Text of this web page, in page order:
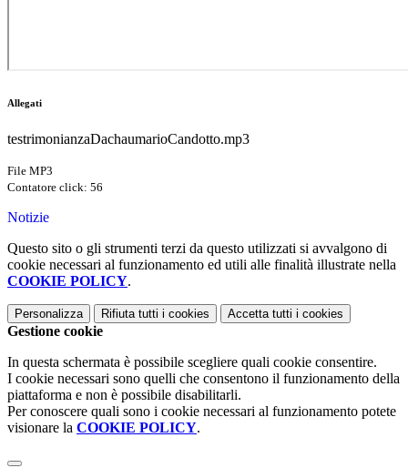
Allegati
testrimonianzaDachaumarioCandotto.mp3
File MP3
Contatore click: 56
Notizie
Questo sito o gli strumenti terzi da questo utilizzati si avvalgono di
cookie necessari al funzionamento ed utili alle finalità illustrate nella
COOKIE POLICY.
Personalizza Rifiuta tutti i cookies Accetta tutti i cookies
Gestione cookie
In questa schermata è possibile scegliere quali cookie consentire.
I cookie necessari sono quelli che consentono il funzionamento della
piattaforma e non è possibile disabilitarli.
Per conoscere quali sono i cookie necessari al funzionamento potete
visionare la COOKIE POLICY.